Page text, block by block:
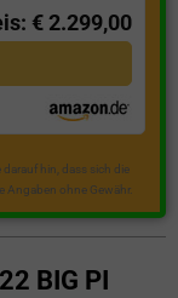
€ 2.299,00
hin, dass sich die
Angaben ohne Gewähr.
BIG PI